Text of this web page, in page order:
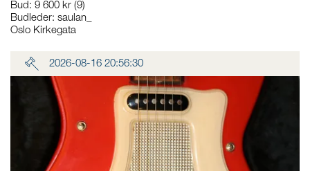
Bud: 9 600 kr (9)
Budleder: saulan_
Oslo Kirkegata
2026-08-16 20:56:30